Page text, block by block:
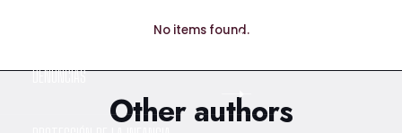
DENUNCIAS
No items found.
Other authors